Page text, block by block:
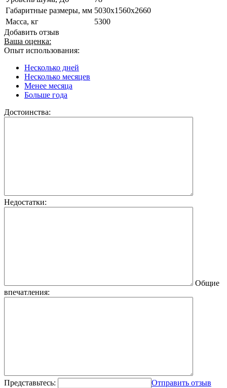
Габаритные размеры, мм 5030х1560х2660
Масса, кг
5300
Добавить отзыв
Ваша оценка:
Опыт использования:
Несколько дней
Несколько месяцев
Менее месяца
Больше года
Достоинства:
Недостатки:
Общие
впечатления:
Представьтесь: Отправить отзыв